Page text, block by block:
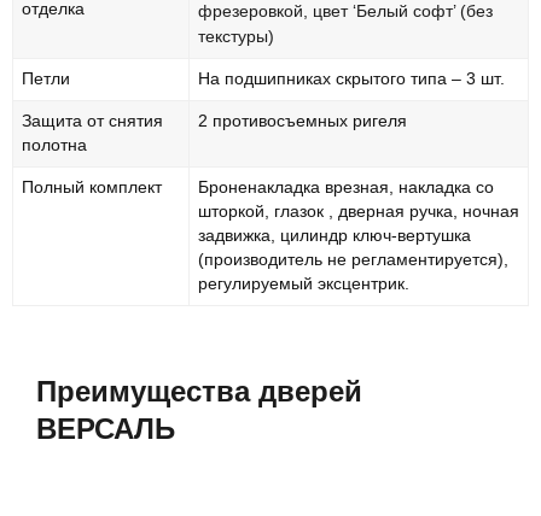
отделка
фрезеровкой, цвет ‘Белый софт’ (без
текстуры)
Петли На подшипниках скрытого типа – 3 шт.
Защита от снятия
полотна
2 противосъемных ригеля
Полный комплект
Броненакладка врезная, накладка со
шторкой, глазок , дверная ручка, ночная
задвижка, цилиндр ключ-вертушка
(производитель не регламентируется),
регулируемый эксцентрик.
Преимущества дверей
ВЕРСАЛЬ